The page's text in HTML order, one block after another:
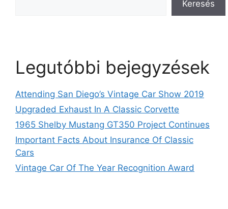
Keresés
Legutóbbi bejegyzések
Attending San Diego’s Vintage Car Show 2019
Upgraded Exhaust In A Classic Corvette
1965 Shelby Mustang GT350 Project Continues
Important Facts About Insurance Of Classic
Cars
Vintage Car Of The Year Recognition Award